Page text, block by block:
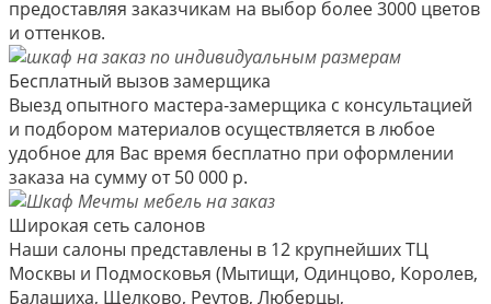
предоставляя заказчикам на выбор более 3000 цветов
и оттенков.
Бесплатный вызов замерщика
Выезд опытного мастера-замерщика с консультацией
и подбором материалов осуществляется в любое
удобное для Вас время бесплатно при оформлении
заказа на сумму от 50 000 р.
Широкая сеть салонов
Наши салоны представлены в 12 крупнейших ТЦ
Москвы и Подмосковья (Мытищи, Одинцово, Королев,
Балашиха, Щелково, Реутов, Люберцы,